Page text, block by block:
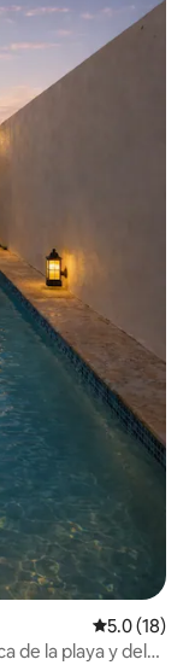
Calificación
5.0 (18)
de la playa y del